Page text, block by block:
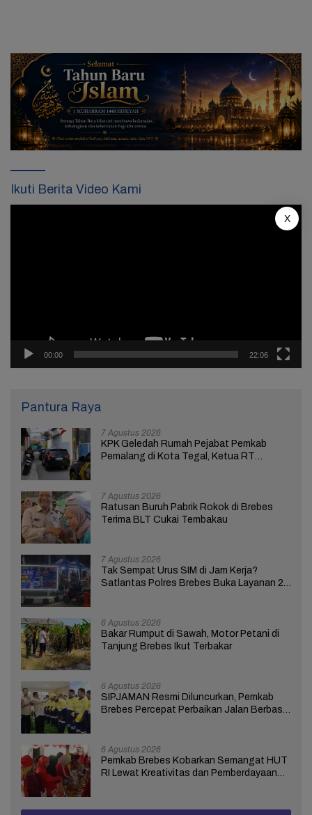
Ikuti Berita Video Kami
00:00 22:06
Pantura Raya
7 Agustus 2026
KPK Geledah Rumah Pejabat Pemkab
Pemalang di Kota Tegal, Ketua RT
7 Agustus 2026
Ratusan Buruh Pabrik Rokok di Brebes
Terima BLT Cukai Tembakau
7 Agustus 2026
Tak Sempat Urus SIM di Jam Kerja?
Satlantas Polres Brebes Buka Layanan 24
6 Agustus 2026
Bakar Rumput di Sawah, Motor Petani di
Tanjung Brebes Ikut Terbakar
6 Agustus 2026
SIPJAMAN Resmi Diluncurkan, Pemkab
Brebes Percepat Perbaikan Jalan Berbasis
6 Agustus 2026
Pemkab Brebes Kobarkan Semangat HUT
RI Lewat Kreativitas dan Pemberdayaan
X